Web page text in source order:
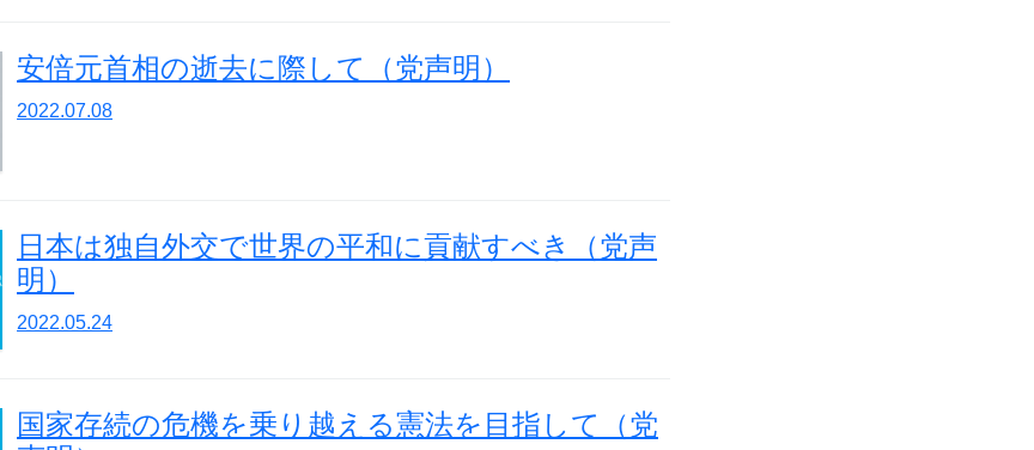
安倍元首相の逝去に際して（党声明）
2022.07.08
日本は独自外交で世界の平和に貢献すべき（党声
明）
2022.05.24
国家存続の危機を乗り越える憲法を目指して（党